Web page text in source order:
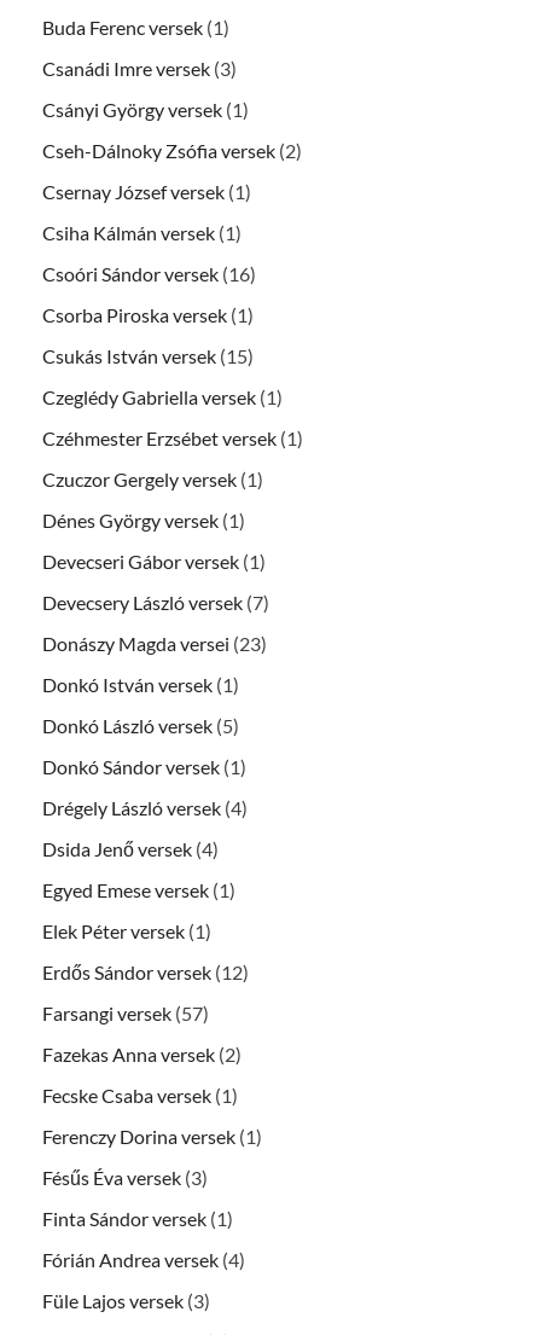
Buda Ferenc versek (1)
Csanádi Imre versek (3)
Csányi György versek (1)
Cseh-Dálnoky Zsófia versek (2)
Csernay József versek (1)
Csiha Kálmán versek (1)
Csoóri Sándor versek (16)
Csorba Piroska versek (1)
Csukás István versek (15)
Czeglédy Gabriella versek (1)
Czéhmester Erzsébet versek (1)
Czuczor Gergely versek (1)
Dénes György versek (1)
Devecseri Gábor versek (1)
Devecsery László versek (7)
Donászy Magda versei (23)
Donkó István versek (1)
Donkó László versek (5)
Donkó Sándor versek (1)
Drégely László versek (4)
Dsida Jenő versek (4)
Egyed Emese versek (1)
Elek Péter versek (1)
Erdős Sándor versek (12)
Farsangi versek (57)
Fazekas Anna versek (2)
Fecske Csaba versek (1)
Ferenczy Dorina versek (1)
Fésűs Éva versek (3)
Finta Sándor versek (1)
Fórián Andrea versek (4)
Füle Lajos versek (3)